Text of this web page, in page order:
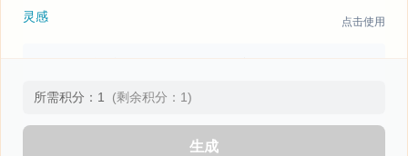
灵感 点击使用
所需积分：1 (剩余积分：1)
生成